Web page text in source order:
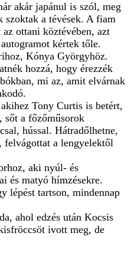
akár japánul is szól, meg
szoktak a tévések. A fiam
ottani köztévében, azt
kértek tőle.
Kónya Györgyhöz.
hozzá, hogy érezzék
mi az, amit elvárnak
Tony Curtis is betért,
sőt a főzőműsorok
hússal. Hátradőlhetne,
felvágottat a lengyelektől
aki nyúl- és
és matyó hímzésekre.
lépést tartson, mindennap
ahol edzés után Kocsis
ivott meg, de